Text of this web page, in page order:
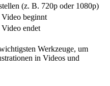
(z. B. 720p oder 1080p)
beginnt
endet
Werkzeuge, um
in Videos und